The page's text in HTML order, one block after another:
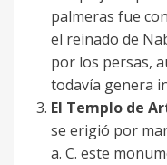
palmeras fue
el reinado de
por los persas,
todavía genera
El Templo de
se erigió por
a. C. este